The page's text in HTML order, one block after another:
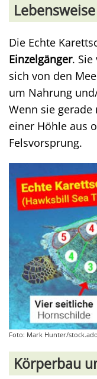
Lebensweise
Die Echte
Einzelgänger.
sich von den
um Nahrung
Wenn sie
einer Höhle aus
Felsvorsprung.
Foto: Mark Hunter/
Körperbau